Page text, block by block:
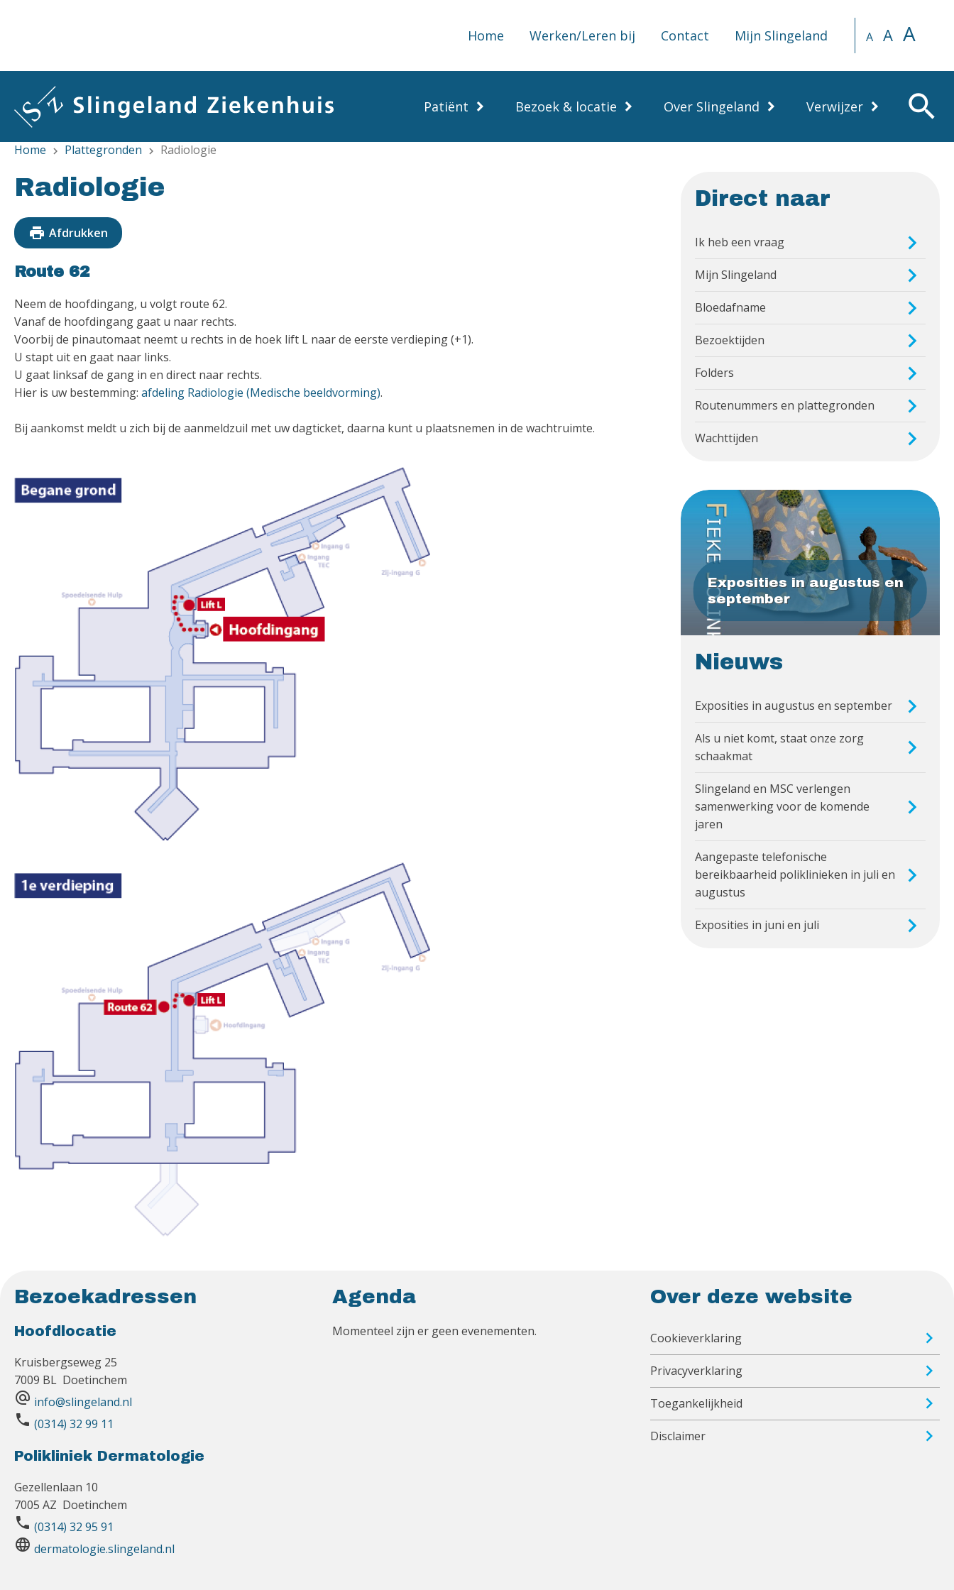
Home Werken/Leren bij Contact Mijn Slingeland A A A
Patiënt Bezoek & locatie Over Slingeland Verwijzer search
Home chevron_right Plattegronden chevron_right Radiologie
Radiologie
print Afdrukken
Route 62
Neem de hoofdingang, u volgt route 62.
Vanaf de hoofdingang gaat u naar rechts.
Voorbij de pinautomaat neemt u rechts in de hoek lift L naar de eerste verdieping (+1).
U stapt uit en gaat naar links.
U gaat linksaf de gang in en direct naar rechts.
Hier is uw bestemming: afdeling Radiologie (Medische beeldvorming).
Bij aankomst meldt u zich bij de aanmeldzuil met uw dagticket, daarna kunt u plaatsnemen in de wachtruimte.
Direct naar
Ik heb een vraag
Mijn Slingeland
Bloedafname
Bezoektijden
Folders
Routenummers en plattegronden
Wachttijden
Exposities in augustus en
september
Nieuws
Exposities in augustus en september
Als u niet komt, staat onze zorg
schaakmat
Slingeland en MSC verlengen
samenwerking voor de komende
jaren
Aangepaste telefonische
bereikbaarheid poliklinieken in juli en
augustus
Exposities in juni en juli
Bezoekadressen
Hoofdlocatie
Kruisbergseweg 25
7009 BL Doetinchem
alternate_email info@slingeland.nl
phone (0314) 32 99 11
Polikliniek Dermatologie
Gezellenlaan 10
7005 AZ Doetinchem
phone (0314) 32 95 91
language dermatologie.slingeland.nl
Agenda
Momenteel zijn er geen evenementen.
Over deze website
Cookieverklaring
Privacyverklaring
Toegankelijkheid
Disclaimer